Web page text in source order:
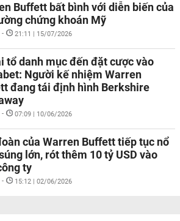
Buffett bất bình với diễn biến của
chứng khoán Mỹ
- 21:11 | 15/07/2026
tổ danh mục đến đặt cược vào
Người kế nhiệm Warren
đang tái định hình Berkshire
- 07:09 | 10/06/2026
của Warren Buffett tiếp tục nổ
lớn, rót thêm 10 tỷ USD vào
ty
- 15:12 | 02/06/2026